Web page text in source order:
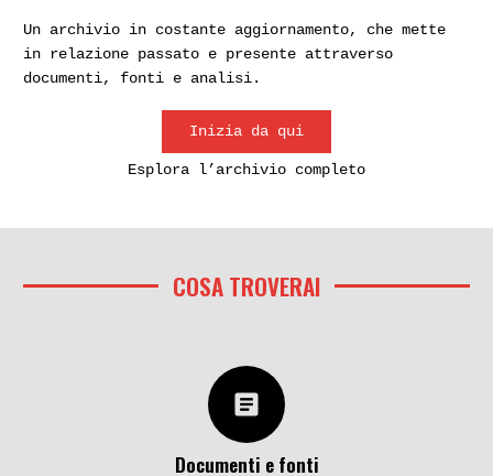
Un archivio in costante aggiornamento, che mette
in relazione passato e presente attraverso
documenti, fonti e analisi.
Inizia da qui
Esplora l’archivio completo
COSA TROVERAI
article
Documenti e fonti